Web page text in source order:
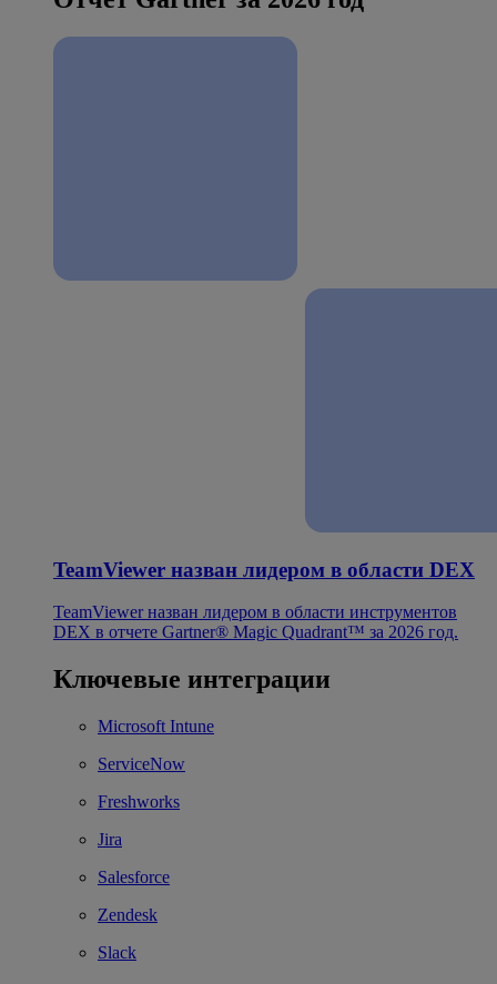
TeamViewer назван лидером в области DEX
TeamViewer назван лидером в области инструментов
DEX в отчете Gartner® Magic Quadrant™ за 2026 год.
Ключевые интеграции
Microsoft Intune
ServiceNow
Freshworks
Jira
Salesforce
Zendesk
Slack